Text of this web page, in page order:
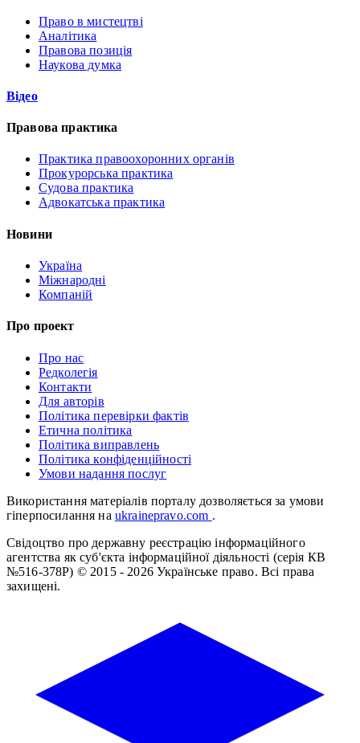
Право в мистецтві
Аналітика
Правова позиція
Наукова думка
Відео
Правова практика
Практика правоохоронних органів
Прокурорська практика
Судова практика
Адвокатська практика
Новини
Україна
Міжнародні
Компаній
Про проект
Про нас
Редколегія
Контакти
Для авторів
Політика перевірки фактів
Етична політика
Політика виправлень
Політика конфіденційності
Умови надання послуг
Використання матеріалів порталу дозволяється за умови
гіперпосилання на ukrainepravo.com .
Свідоцтво про державну реєстрацію інформаційного
агентства як суб'єкта інформаційної діяльності (серія КВ
№516-378Р) © 2015 - 2026 Українське право. Всі права
захищені.